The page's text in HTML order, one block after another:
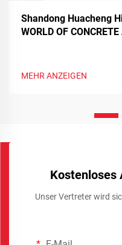
Shandong Huacheng
WORLD OF
MEHR ANZEIGEN
Kostenloses
Unser Vertreter wird